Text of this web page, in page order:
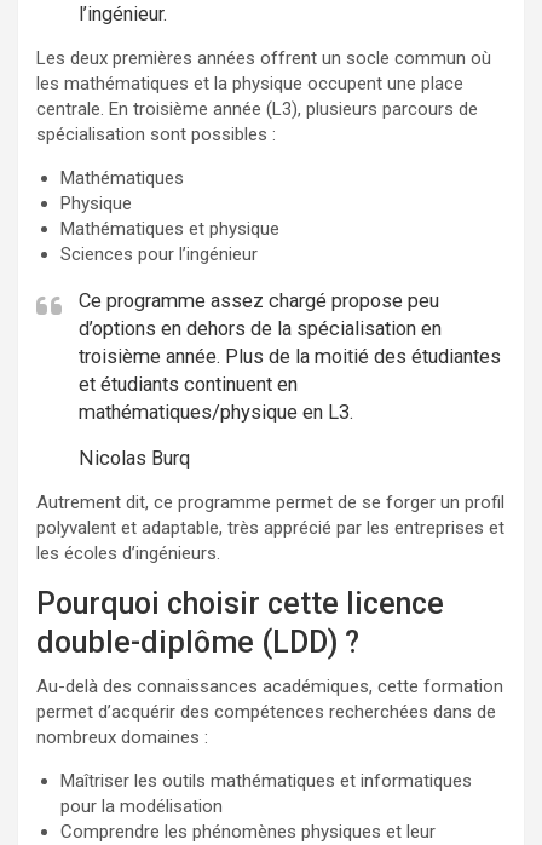
l’ingénieur.
Les deux premières années offrent un socle commun où
les mathématiques et la physique occupent une place
centrale. En troisième année (L3), plusieurs parcours de
spécialisation sont possibles :
Mathématiques
Physique
Mathématiques et physique
Sciences pour l’ingénieur
Ce programme assez chargé propose peu
d’options en dehors de la spécialisation en
troisième année. Plus de la moitié des étudiantes
et étudiants continuent en
mathématiques/physique en L3.
Nicolas Burq
Autrement dit, ce programme permet de se forger un profil
polyvalent et adaptable, très apprécié par les entreprises et
les écoles d’ingénieurs.
Pourquoi choisir cette licence
double-diplôme (LDD) ?
Au-delà des connaissances académiques, cette formation
permet d’acquérir des compétences recherchées dans de
nombreux domaines :
Maîtriser les outils mathématiques et informatiques
pour la modélisation
Comprendre les phénomènes physiques et leur